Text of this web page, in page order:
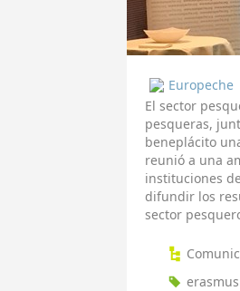
Europeche
El sector
pesqueras,
beneplácito
reunió a una
instituciones
difundir los
sector